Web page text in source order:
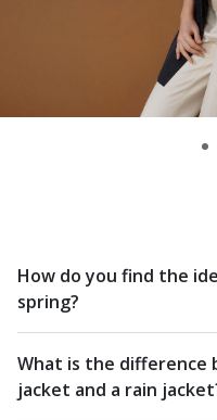
How do you find the
spring?
What is the difference
jacket and a rain